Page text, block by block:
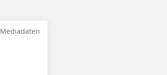
Mediadaten